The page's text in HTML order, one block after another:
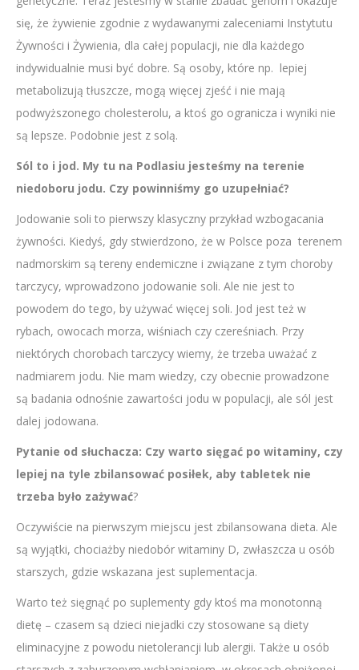
się, że żywienie zgodnie z wydawanymi zaleceniami Instytutu
Żywności i Żywienia, dla całej populacji, nie dla każdego
indywidualnie musi być dobre. Są osoby, które np. lepiej
metabolizują tłuszcze, mogą więcej zjeść i nie mają
podwyższonego cholesterolu, a ktoś go ogranicza i wyniki nie
są lepsze. Podobnie jest z solą.
Sól to i jod. My tu na Podlasiu jesteśmy na terenie
niedoboru jodu. Czy powinniśmy go uzupełniać?
Jodowanie soli to pierwszy klasyczny przykład wzbogacania
żywności. Kiedyś, gdy stwierdzono, że w Polsce poza terenem
nadmorskim są tereny endemiczne i związane z tym choroby
tarczycy, wprowadzono jodowanie soli. Ale nie jest to
powodem do tego, by używać więcej soli. Jod jest też w
rybach, owocach morza, wiśniach czy czereśniach. Przy
niektórych chorobach tarczycy wiemy, że trzeba uważać z
nadmiarem jodu. Nie mam wiedzy, czy obecnie prowadzone
są badania odnośnie zawartości jodu w populacji, ale sól jest
dalej jodowana.
Pytanie od słuchacza: Czy warto sięgać po witaminy, czy
lepiej na tyle zbilansować posiłek, aby tabletek nie
trzeba było zażywać?
Oczywiście na pierwszym miejscu jest zbilansowana dieta. Ale
są wyjątki, chociażby niedobór witaminy D, zwłaszcza u osób
starszych, gdzie wskazana jest suplementacja.
Warto też sięgnąć po suplementy gdy ktoś ma monotonną
dietę – czasem są dzieci niejadki czy stosowane są diety
eliminacyjne z powodu nietolerancji lub alergii. Także u osób